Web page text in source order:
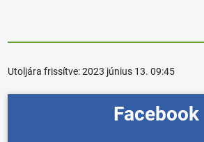
Utoljára frissítve:2023 június 13. 09:45
Facebook